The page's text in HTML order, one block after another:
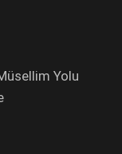
Yolu